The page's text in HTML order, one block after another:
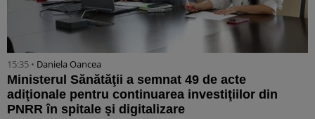
15:35 • Daniela Oancea
Ministerul Sănătăţii a semnat 49 de acte
adiţionale pentru continuarea investiţiilor din
PNRR în spitale şi digitalizare